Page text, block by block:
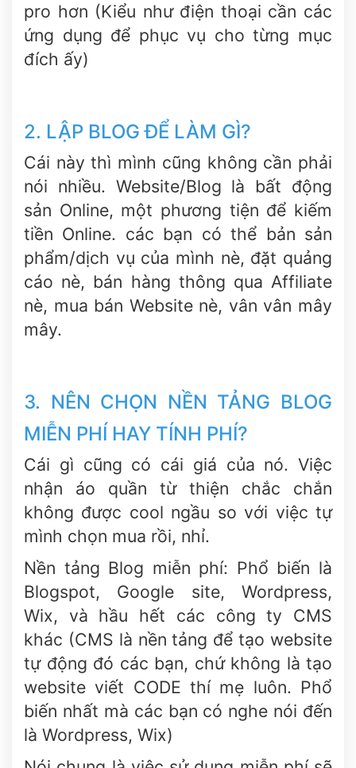
pro hơn (Kiểu như điện thoại cần các
ứng dụng để phục vụ cho từng mục
đích ấy)
2. LẬP BLOG ĐỂ LÀM GÌ?
Cái này thì mình cũng không cần phải
nói nhiều. Website/Blog là bất động
sản Online, một phương tiện để kiếm
tiền Online. các bạn có thể bản sản
phẩm/dịch vụ của mình nè, đặt quảng
cáo nè, bán hàng thông qua Affiliate
nè, mua bán Website nè, vân vân mây
mây.
3. NÊN CHỌN NỀN TẢNG BLOG
MIỄN PHÍ HAY TÍNH PHÍ?
Cái gì cũng có cái giá của nó. Việc
nhận áo quần từ thiện chắc chắn
không được cool ngầu so với việc tự
mình chọn mua rồi, nhỉ.
Nền tảng Blog miễn phí: Phổ biến là
Blogspot, Google site, Wordpress,
Wix, và hầu hết các công ty CMS
khác (CMS là nền tảng để tạo website
tự động đó các bạn, chứ không là tạo
website viết CODE thí mẹ luôn. Phổ
biến nhất mà các bạn có nghe nói đến
là Wordpress, Wix)